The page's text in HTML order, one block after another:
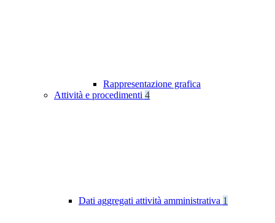
Rappresentazione grafica
Attività e procedimenti 4
Dati aggregati attività amministrativa 1